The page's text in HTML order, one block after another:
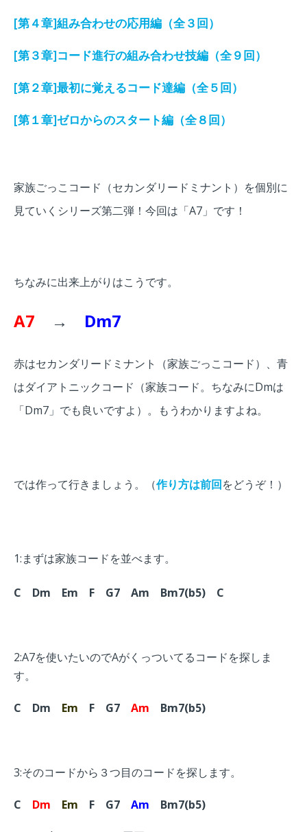
[第４章]組み合わせの応用編（全３回）
[第３章]コード進行の組み合わせ技編（全９回）
[第２章]最初に覚えるコード達編（全５回）
[第１章]ゼロからのスタート編（全８回）
家族ごっこコード（セカンダリードミナント）を個別に
見ていくシリーズ第二弾！今回は「A7」です！
ちなみに出来上がりはこうです。
A7 → Dm7
赤はセカンダリードミナント（家族ごっこコード）、青
はダイアトニックコード（家族コード。ちなみにDmは
「Dm7」でも良いですよ ）。もうわかりますよね。
では作って行きましょう。（作り方は前回をどうぞ！）
1:まずは家族コードを並べます。
C Dm Em F G7 Am Bm7(b5) C
2:A7を使いたいのでAがくっついてるコードを探しま
す。
C Dm Em F G7 Am Bm7(b5)
3:そのコードから３つ目のコードを探します。
C Dm Em F G7 Am Bm7(b5)